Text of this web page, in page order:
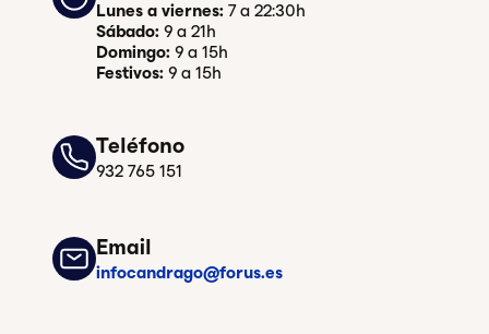
Lunes a viernes: 7 a 22:30h
Sábado: 9 a 21h
Domingo: 9 a 15h
Festivos: 9 a 15h
Teléfono
932 765 151
Email
infocandrago@forus.es